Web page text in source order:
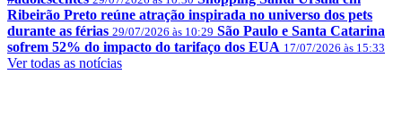
Ribeirão Preto reúne atração inspirada no universo dos pets
durante as férias 29/07/2026 às 10:29 São Paulo e Santa Catarina
sofrem 52% do impacto do tarifaço dos EUA 17/07/2026 às 15:33
Ver todas as notícias